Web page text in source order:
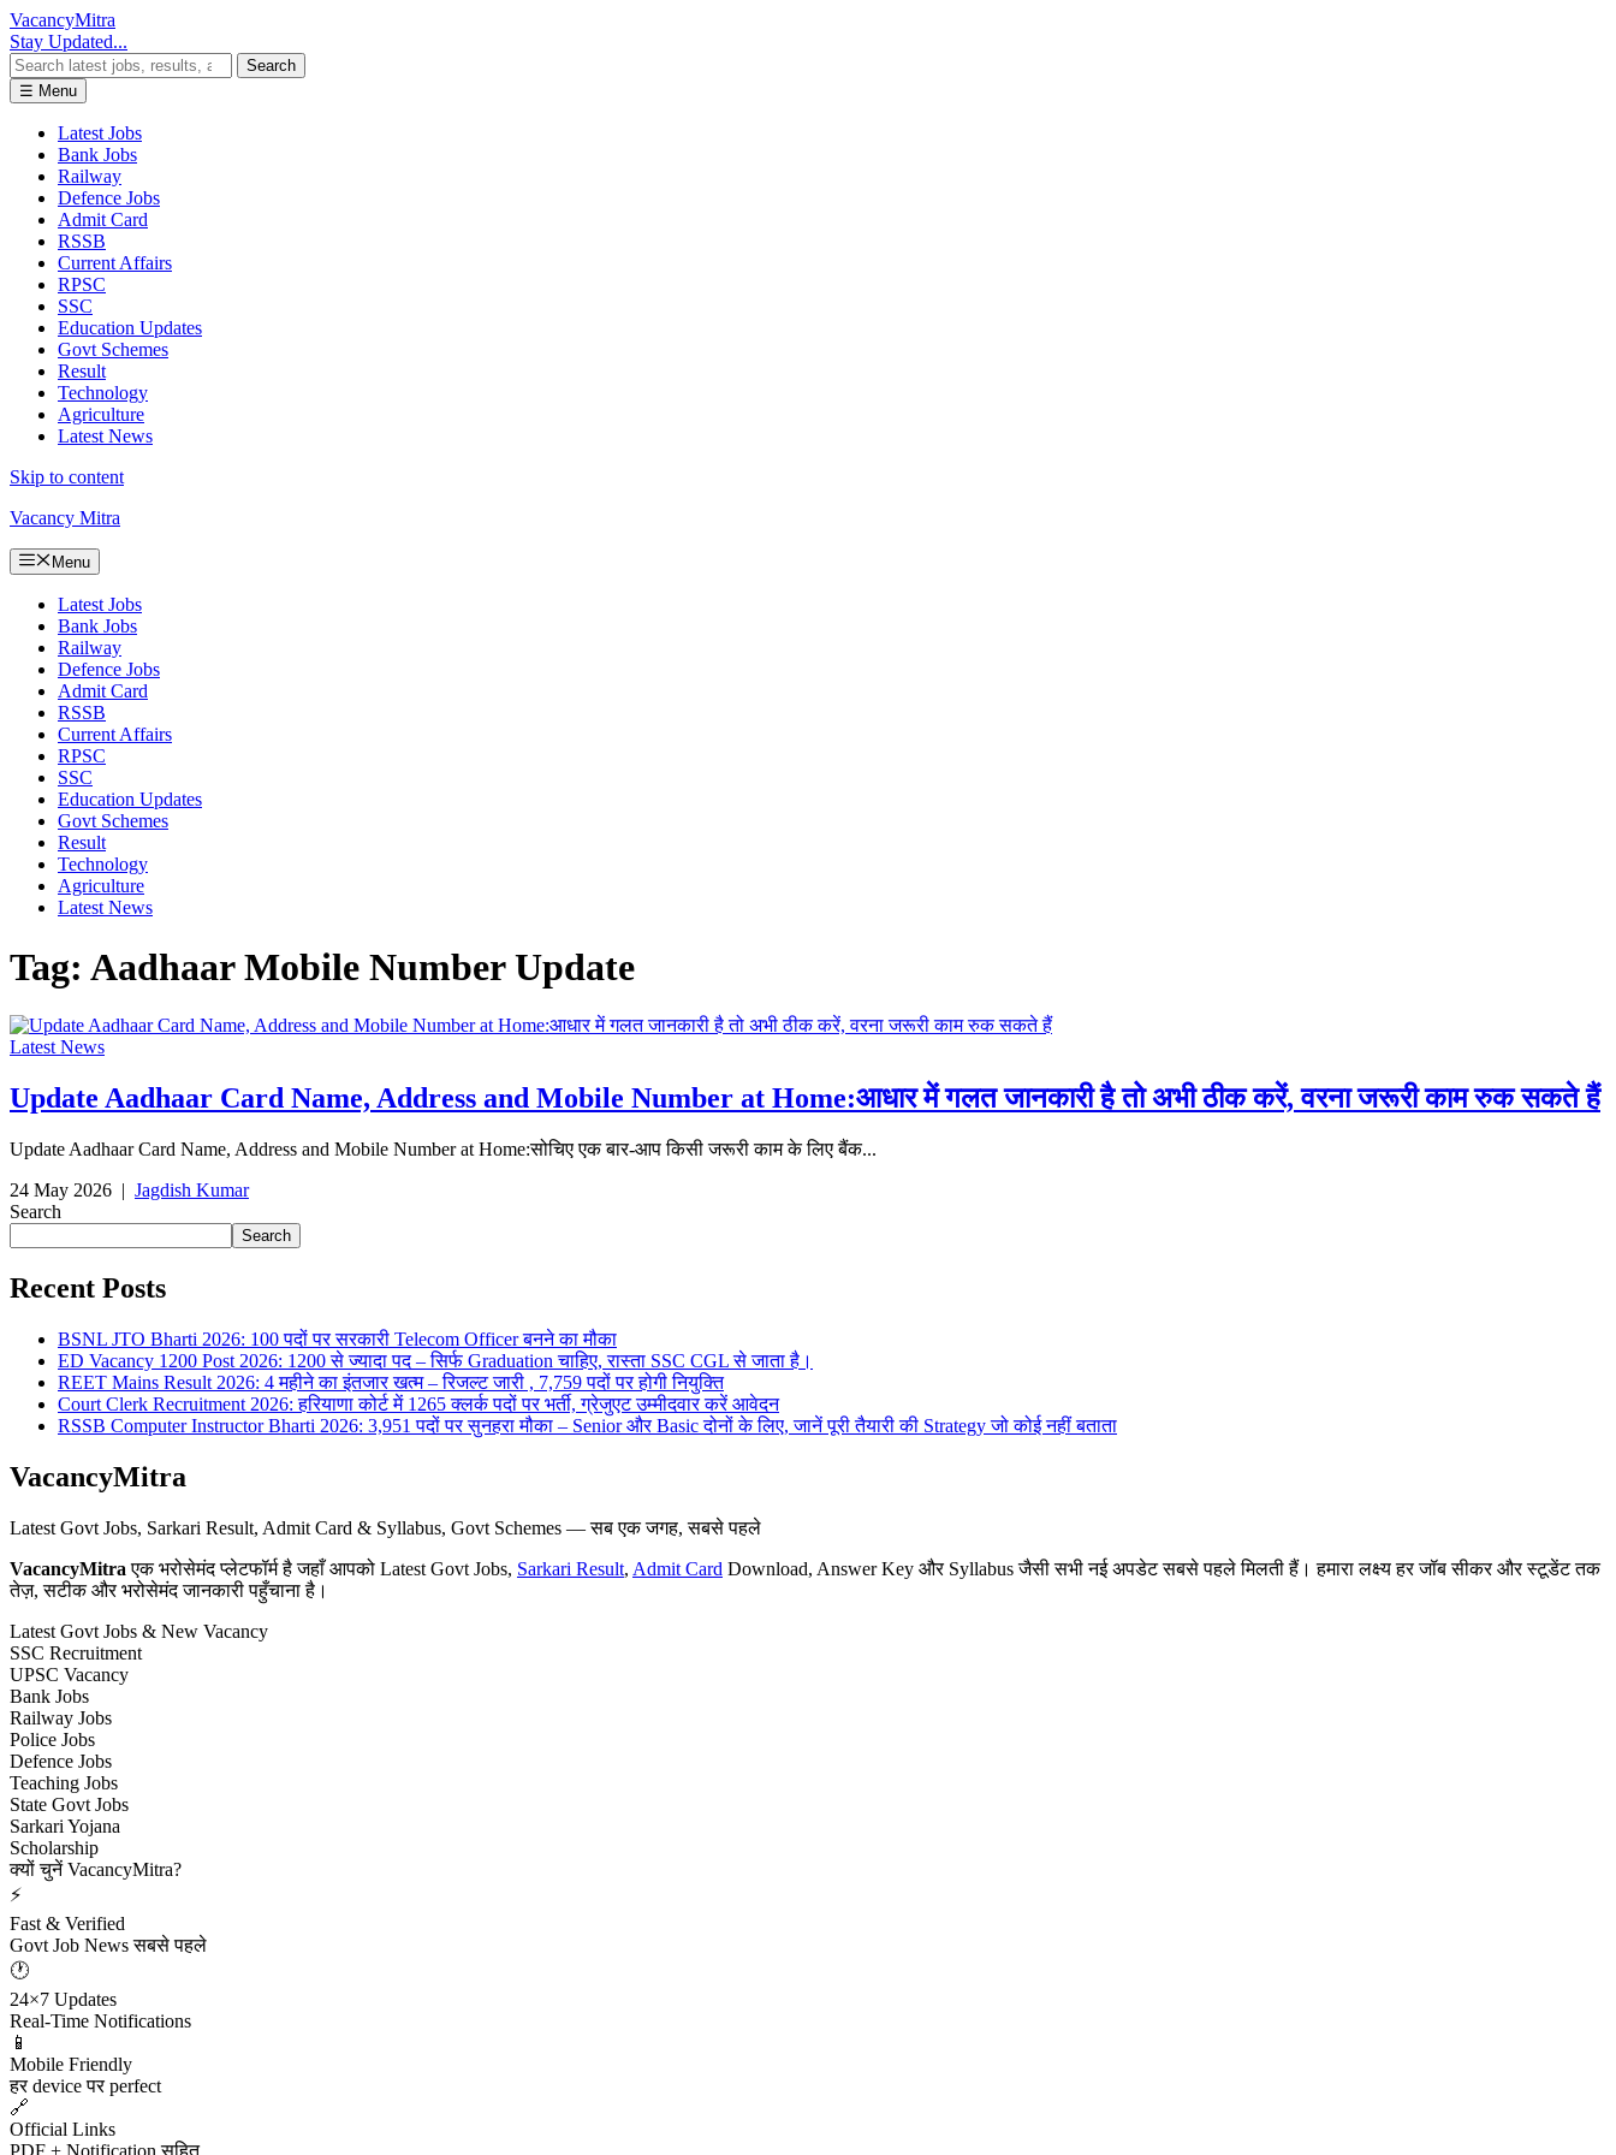
VacancyMitra
Stay Updated...
Search
☰ Menu
Latest Jobs
Bank Jobs
Railway
Defence Jobs
Admit Card
RSSB
Current Affairs
RPSC
SSC
Education Updates
Govt Schemes
Result
Technology
Agriculture
Latest News
Skip to content
Vacancy Mitra
Menu
Latest Jobs
Bank Jobs
Railway
Defence Jobs
Admit Card
RSSB
Current Affairs
RPSC
SSC
Education Updates
Govt Schemes
Result
Technology
Agriculture
Latest News
Tag: Aadhaar Mobile Number Update
Latest News
Update Aadhaar Card Name, Address and Mobile Number at Home:आधार में गलत जानकारी है तो अभी ठीक करें, वरना जरूरी काम रुक सकते हैं
Update Aadhaar Card Name, Address and Mobile Number at Home:सोचिए एक बार-आप किसी जरूरी काम के लिए बैंक...
24 May 2026 | Jagdish Kumar
Search
Search
Recent Posts
BSNL JTO Bharti 2026: 100 पदों पर सरकारी Telecom Officer बनने का मौका
ED Vacancy 1200 Post 2026: 1200 से ज्यादा पद – सिर्फ Graduation चाहिए, रास्ता SSC CGL से जाता है।
REET Mains Result 2026: 4 महीने का इंतजार खत्म – रिजल्ट जारी , 7,759 पदों पर होगी नियुक्ति
Court Clerk Recruitment 2026: हरियाणा कोर्ट में 1265 क्लर्क पदों पर भर्ती, ग्रेजुएट उम्मीदवार करें आवेदन
RSSB Computer Instructor Bharti 2026: 3,951 पदों पर सुनहरा मौका – Senior और Basic दोनों के लिए, जानें पूरी तैयारी की Strategy जो कोई नहीं बताता
VacancyMitra
Latest Govt Jobs, Sarkari Result, Admit Card & Syllabus, Govt Schemes — सब एक जगह, सबसे पहले
VacancyMitra एक भरोसेमंद प्लेटफॉर्म है जहाँ आपको Latest Govt Jobs, Sarkari Result, Admit Card Download, Answer Key और Syllabus जैसी सभी नई अपडेट सबसे पहले मिलती हैं। हमारा लक्ष्य हर जॉब सीकर और स्टूडेंट तक
तेज़, सटीक और भरोसेमंद जानकारी पहुँचाना है।
Latest Govt Jobs & New Vacancy
SSC Recruitment
UPSC Vacancy
Bank Jobs
Railway Jobs
Police Jobs
Defence Jobs
Teaching Jobs
State Govt Jobs
Sarkari Yojana
Scholarship
क्यों चुनें VacancyMitra?
⚡
Fast & Verified
Govt Job News सबसे पहले
🕐
24×7 Updates
Real-Time Notifications
📱
Mobile Friendly
हर device पर perfect
🔗
Official Links
PDF + Notification सहित